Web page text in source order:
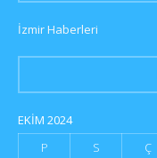
İzmir Haberleri
EKIM 2024
P
S Ç